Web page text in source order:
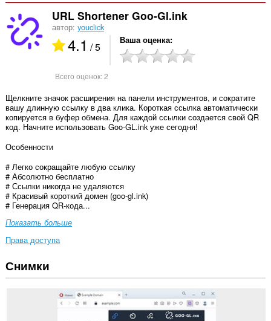
URL Shortener Goo-Gl.ink
автор: youclick
4.1 / 5 Ваша оценка
Всего оценок:2
Щелкните значок расширения на панели инструментов, и сократите
вашу длинную ссылку в два клика. Короткая ссылка автоматически
копируется в буфер обмена. Для каждой ссылки создается свой QR
код. Начните использовать Goo-GL.ink уже сегодня!
Особенности
# Легко сокращайте любую ссылку
# Абсолютно бесплатно
# Ссылки никогда не удаляются
# Красивый короткий домен (goo-gl.ink)
# Генерация QR-кода...
Показать больше
Права доступа
У
этого
Снимки